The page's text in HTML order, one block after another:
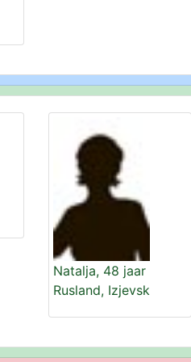
Natalja, 48 jaar
Rusland, Izjevsk